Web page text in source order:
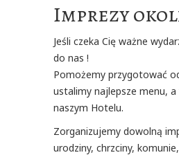
Imprezy
Jeśli czeka Cię ważne
do nas !
Pomożemy przygotować
ustalimy najlepsze menu,
naszym Hotelu.
Zorganizujemy dowolną
urodziny, chrzciny,